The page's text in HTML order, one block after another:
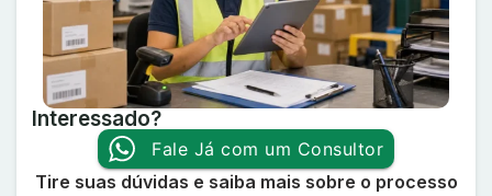
Interessado?
Fale Já com um Consultor
Tire suas dúvidas e saiba mais sobre o processo